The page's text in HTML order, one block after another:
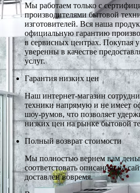
Мы работаем только с
производителями бытовой
изготовителей. Вся наша
официальную гарантию
в сервисных центрах. Покупая
уверенны в качестве
услуг.
Гарантия низких цен
Наш интернет-магазин
техники напрямую и не имеет
шоу-румов, что позволяет
низких цен на рынке бытовой
Полный возврат стоимости
Мы полностью вернем вам
соответстовать описанию на
доставлен вовремя.